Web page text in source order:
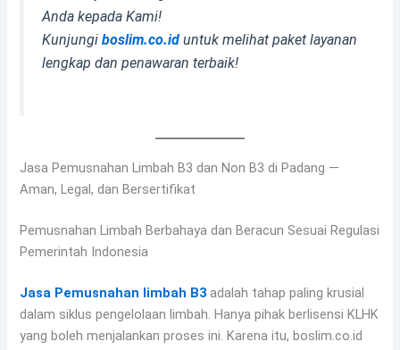
Anda kepada Kami!
Kunjungiboslim.co.iduntuk melihat paket layanan
lengkap dan penawaran terbaik!
Jasa Pemusnahan Limbah B3 dan Non B3 di Padang —
Aman, Legal, dan Bersertifikat
Pemusnahan Limbah Berbahaya dan Beracun Sesuai Regulasi
Pemerintah Indonesia
Jasa Pemusnahan limbah B3adalah tahap paling krusial
dalam siklus pengelolaan limbah. Hanya pihak berlisensi KLHK
yang boleh menjalankan proses ini. Karena itu, boslim.co.id